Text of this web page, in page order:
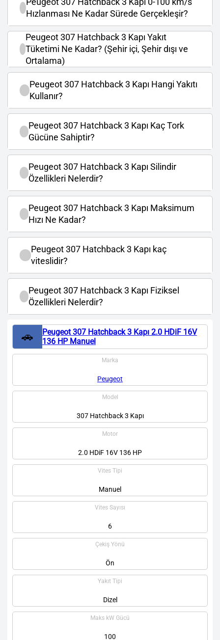
Hızlanması Ne Kadar Sürede Gerçekleşir?
Peugeot 307 Hatchback 3 Kapı Yakıt
Tüketimi Ne Kadar? (Şehir içi, Şehir dışı ve
Ortalama)
Peugeot 307 Hatchback 3 Kapı Hangi Yakıtı
Kullanır?
Peugeot 307 Hatchback 3 Kapı Kaç Tork
Gücüne Sahiptir?
Peugeot 307 Hatchback 3 Kapı Silindir
Özellikleri Nelerdir?
Peugeot 307 Hatchback 3 Kapı Maksimum
Hızı Ne Kadar?
Peugeot 307 Hatchback 3 Kapı kaç
viteslidir?
Peugeot 307 Hatchback 3 Kapı Fiziksel
Özellikleri Nelerdir?
🚗
Peugeot 307 Hatchback 3 Kapı 2.0 HDiF 16V
136 HP Manuel
Marka
Peugeot
Model
307 Hatchback 3 Kapı
Motor
2.0 HDiF 16V 136 HP
Vites Tipi
Manuel
Vites Sayısı
6
Çekiş Yönü
Ön
Yakıt Tipi
Dizel
Maks kW Gücü
100